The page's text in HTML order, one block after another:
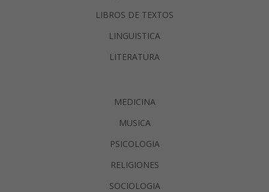
LIBROS DE TEXTOS
LINGUISTICA
LITERATURA
MEDICINA
MUSICA
PSICOLOGIA
RELIGIONES
SOCIOLOGIA